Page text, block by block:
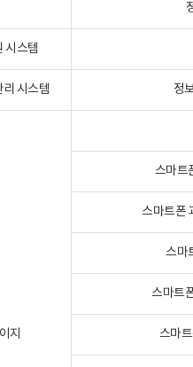
시스템
시스템 정
지
스마트
스마트폰
스마
스마트
스마